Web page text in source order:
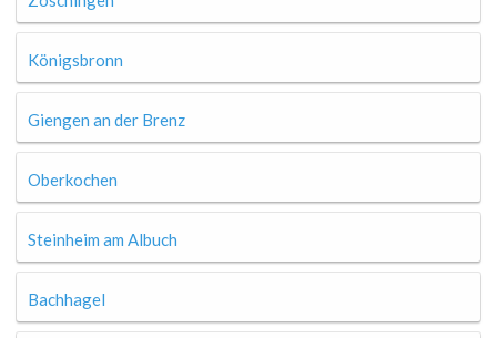
Königsbronn
Giengen an der Brenz
Oberkochen
Steinheim am Albuch
Bachhagel